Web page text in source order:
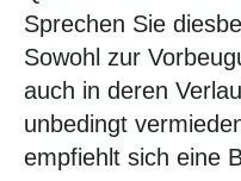
Sprechen Sie
Sowohl zur
auch in deren
unbedingt
empfiehlt sich eine